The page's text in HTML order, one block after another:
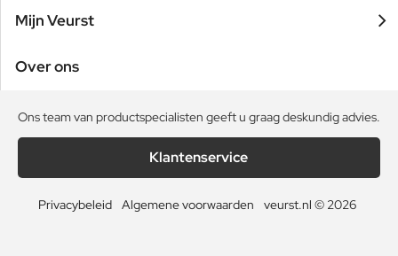
Mijn Veurst
Over ons
Ons team van productspecialisten geeft u graag deskundig advies.
Klantenservice
Privacybeleid Algemene voorwaarden veurst.nl © 2026